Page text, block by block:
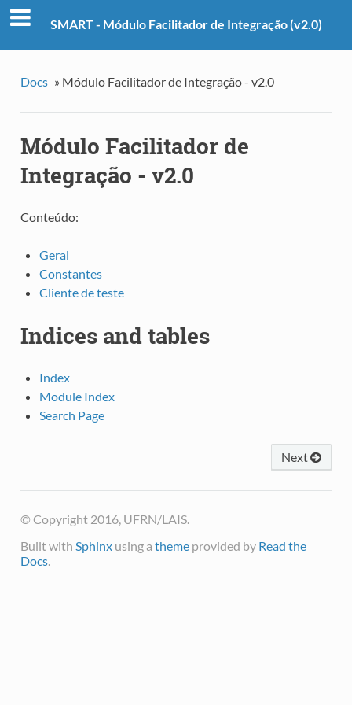
SMART - Módulo Facilitador de Integração (v2.0)
Docs » Módulo Facilitador de Integração - v2.0
Módulo Facilitador de
Integração - v2.0
Conteúdo:
Geral
Constantes
Cliente de teste
Indices and tables
Index
Module Index
Search Page
Next
© Copyright 2016, UFRN/LAIS.
Built with Sphinxusing a themeprovided by Read the
Docs.